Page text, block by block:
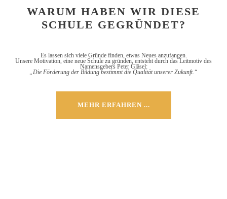
WARUM HABEN WIR DIESE
SCHULE GEGRÜNDET?
Es lassen sich viele Gründe finden, etwas Neues anzufangen.
Unsere Motivation, eine neue Schule zu gründen, entsteht durch das Leitmotiv des
Namensgebers Peter Gläsel:
„Die Förderung der Bildung bestimmt die Qualität unserer Zukunft.“
MEHR ERFAHREN ...